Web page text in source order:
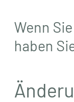
Wenn
haben